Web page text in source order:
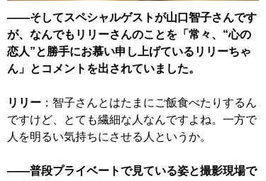
――そしてスペシャルゲストが山口智子さんです
が、なんでもリリーさんのことを「常々、“心の
恋人”と勝手にお慕い申し上げているリリーちゃ
ん」とコメントを出されていました。
リリー ：智子さんとはたまにご飯食べたりするん
ですけど、とても繊細な人なんですよね。一方で
人を明るい気持ちにさせる人というか。
――普段プライベートで見ている姿と撮影現場で